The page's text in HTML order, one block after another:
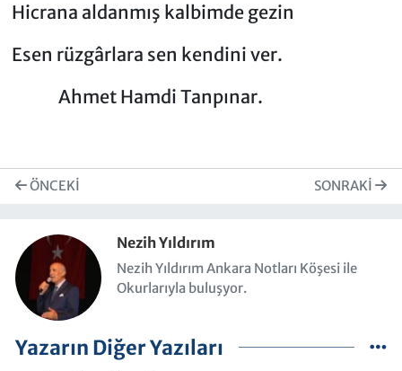
Hicrana aldanmış kalbimde gezin
Esen rüzgârlara sen kendini ver.
Ahmet Hamdi Tanpınar.
ÖNCEKI SONRAKI
Nezih Yıldırım
Nezih Yıldırım Ankara Notları Köşesi ile
Okurlarıyla buluşyor.
Yazarın Diğer Yazıları